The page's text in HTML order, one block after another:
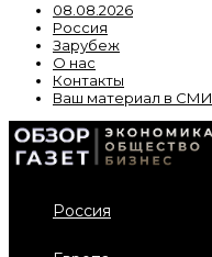
08.08.2026
Россия
Зарубеж
О нас
Контакты
Ваш материал в СМИ
Россия